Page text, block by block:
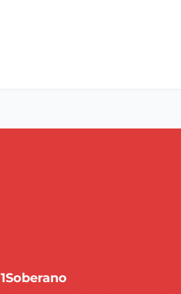
1Soberano